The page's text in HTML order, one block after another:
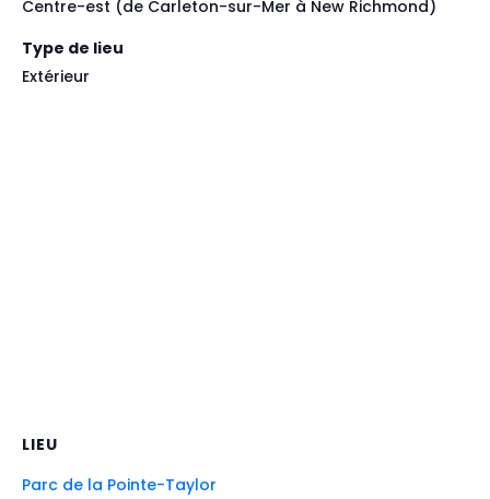
Centre-est (de Carleton-sur-Mer à New Richmond)
Type de lieu
Extérieur
LIEU
Parc de la Pointe-Taylor